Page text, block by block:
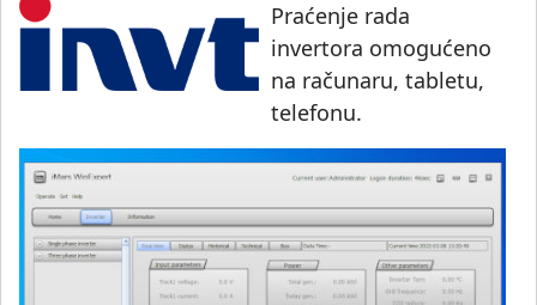
Praćenje rada
invertora omogućeno
na računaru, tabletu,
telefonu.